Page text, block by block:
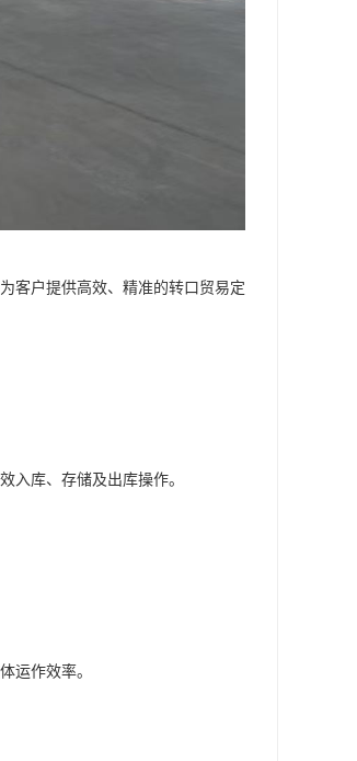
客户提供高效、精准的转口贸易定
入库、存储及出库操作。
运作效率。